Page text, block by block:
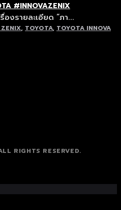
#INNOVAZENIX
งรายละเอียด “ภา...
, TOYOTA, TOYOTA INNOVA
RIGHTS RESERVED.